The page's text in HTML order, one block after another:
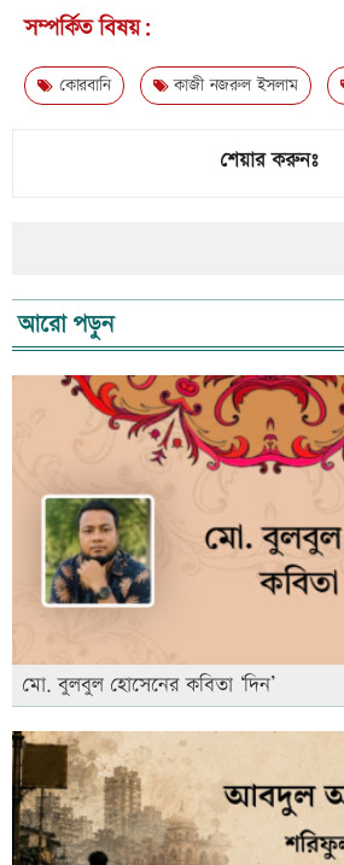
সম্পর্কিত বিষয়:
কোরবানি কাজী নজরুল ইসলাম
শেয়ার করুনঃ
আরো পড়ুন
মো. বুলবুল হোসেনের কবিতা ‘দিন’